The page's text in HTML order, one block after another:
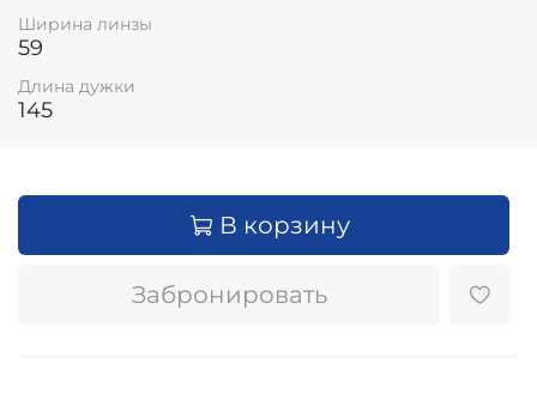
Ширина линзы
59
Длина дужки
145
В корзину
Забронировать